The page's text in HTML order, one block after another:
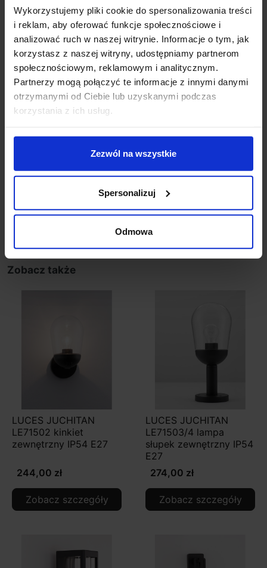
Wykorzystujemy pliki cookie do spersonalizowania treści
i reklam, aby oferować funkcje społecznościowe i
analizować ruch w naszej witrynie. Informacje o tym, jak
korzystasz z naszej witryny, udostępniamy partnerom
społecznościowym, reklamowym i analitycznym.
Partnerzy mogą połączyć te informacje z innymi danymi
otrzymanymi od Ciebie lub uzyskanymi podczas
korzystania z ich usług.
Zezwól na wszystkie
Spersonalizuj
Odmowa
Opis
Parametry:
wysokość (cm): 88,5
średnica (cm): 15
rodzaj trzonka: E27 max moc źródła: 12W
źródło w zestawie: Brak
kolor lampy: szary i odcienie szarości
IP: 54
Szczegóły produktu
Zobacz także
LUCES JUCHITAN
LE71502 kinkiet
zewnętrzny IP54 E27
244,00 zł
Zobacz szczegóły
LUCES JUCHITAN
LE71503/4 lampa
słupek zewnętrzny IP54
E27
274,00 zł
Zobacz szczegóły